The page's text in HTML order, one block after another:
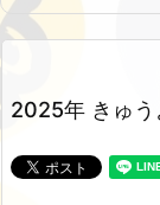
2025年 きゅう